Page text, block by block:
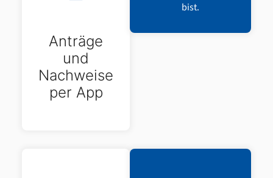
Anträge
und
Nachweise
per App
bist.